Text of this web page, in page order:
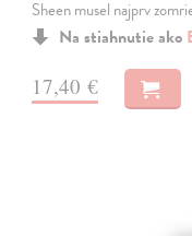
Sheen musel najprv
Na stiahnutie ako
17,40 €